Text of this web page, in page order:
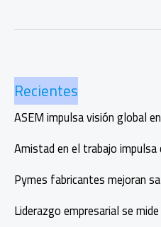
propósito
en
la
Riviera
Recientes
ASEM impulsa visión global
Amistad en el trabajo
Pymes fabricantes mejoran
Liderazgo empresarial se